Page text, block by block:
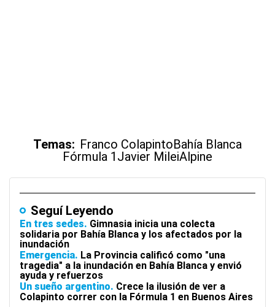
Temas: Franco ColapintoBahía Blanca
Fórmula 1 Javier MileiAlpine
Seguí Leyendo
En tres sedes Gimnasia inicia una colecta
solidaria por Bahía Blanca y los afectados por la
inundación
Emergencia La Provincia calificó como "una
tragedia" a la inundación en Bahía Blanca y envió
ayuda y refuerzos
Un sueño argentino Crece la ilusión de ver a
Colapinto correr con la Fórmula 1 en Buenos Aires